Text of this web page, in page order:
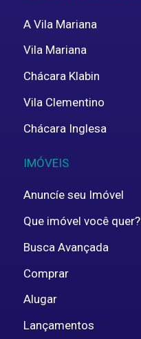
A Vila Mariana
Vila Mariana
Chácara Klabin
Vila Clementino
Chácara Inglesa
IMÓVEIS
Anuncíe seu Imóvel
Que imóvel você quer?
Busca Avançada
Comprar
Alugar
Lançamentos